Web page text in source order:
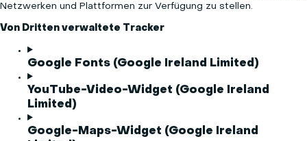
Netzwerken und Plattformen zur Verfügung zu stellen.
Von Dritten verwaltete Tracker
Google Fonts (Google Ireland Limited)
YouTube-Video-Widget (Google Ireland
Limited)
Google-Maps-Widget (Google Ireland